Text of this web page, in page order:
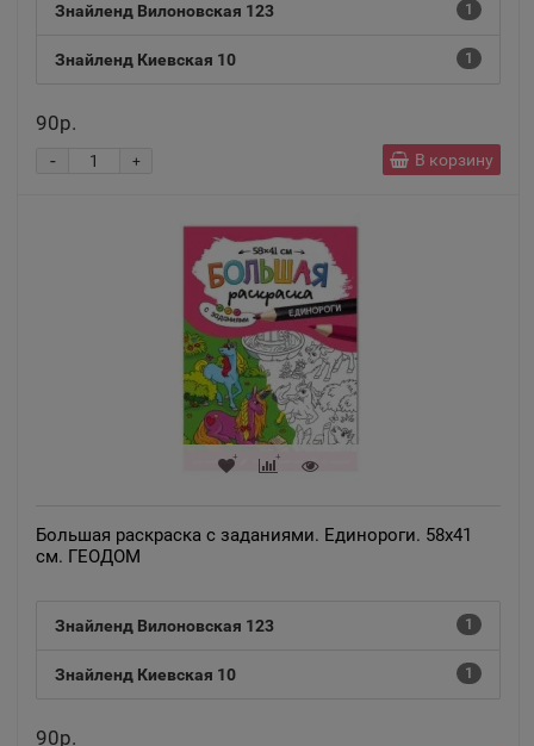
Знайленд Вилоновская 123 1
Знайленд Киевская 10 1
90р.
+
- В корзину
Большая раскраска с заданиями. Единороги. 58х41
см. ГЕОДОМ
Знайленд Вилоновская 123 1
Знайленд Киевская 10 1
90р.